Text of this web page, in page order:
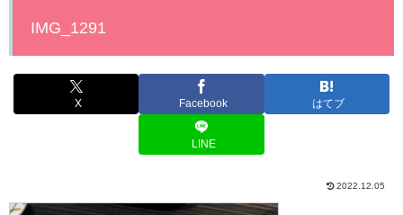
IMG_1291
X Facebook はてブ
LINE
2022.12.05